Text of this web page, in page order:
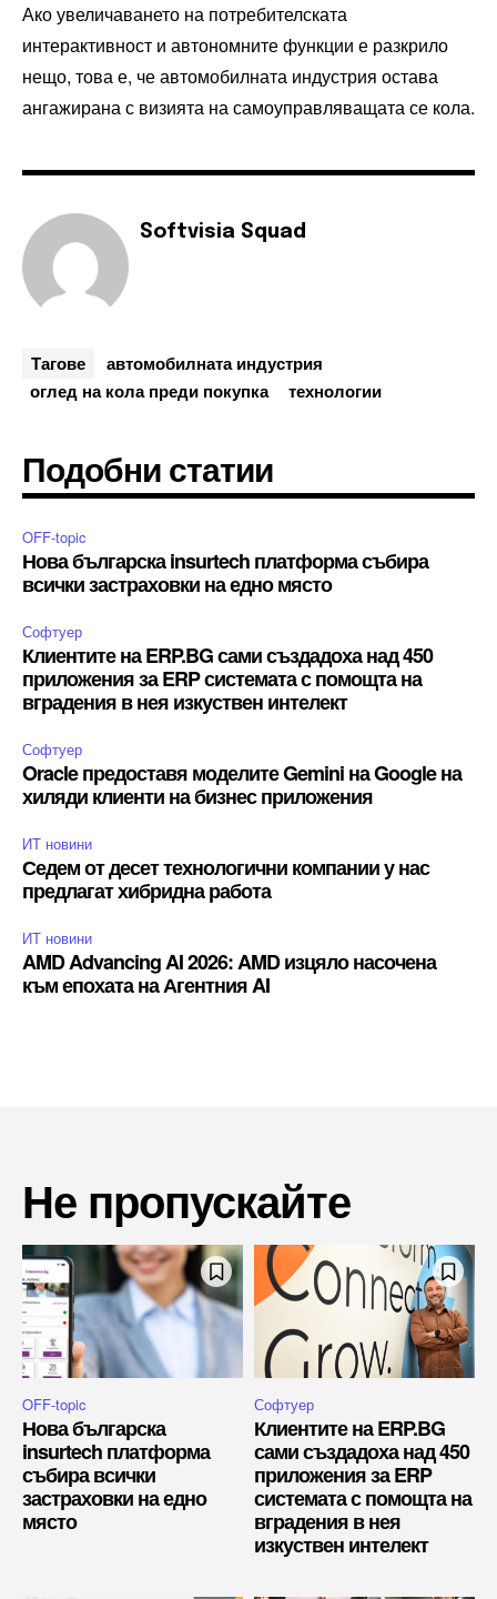
Ако увеличаването на потребителската
интерактивност и автономните функции е разкрило
нещо, това е, че автомобилната индустрия остава
ангажирана с визията на самоуправляващата се кола.
Softvisia Squad
Тагове
автомобилната индустрия
оглед на кола преди покупка
технологии
Подобни статии
OFF-topic
Нова българска insurtech платформа събира
всички застраховки на едно място
Софтуер
Клиентите на ERP.BG сами създадоха над 450
приложения за ERP системата с помощта на
вградения в нея изкуствен интелект
Софтуер
Oracle предоставя моделите Gemini на Google на
хиляди клиенти на бизнес приложения
ИТ новини
Седем от десет технологични компании у нас
предлагат хибридна работа
ИТ новини
AMD Advancing AI 2026: AMD изцяло насочена
към епохата на Агентния AI
Не пропускайте
OFF-topic
Нова българска
insurtech платформа
събира всички
застраховки на едно
място
Софтуер
Клиентите на ERP.BG
сами създадоха над 450
приложения за ERP
системата с помощта на
вградения в нея
изкуствен интелект